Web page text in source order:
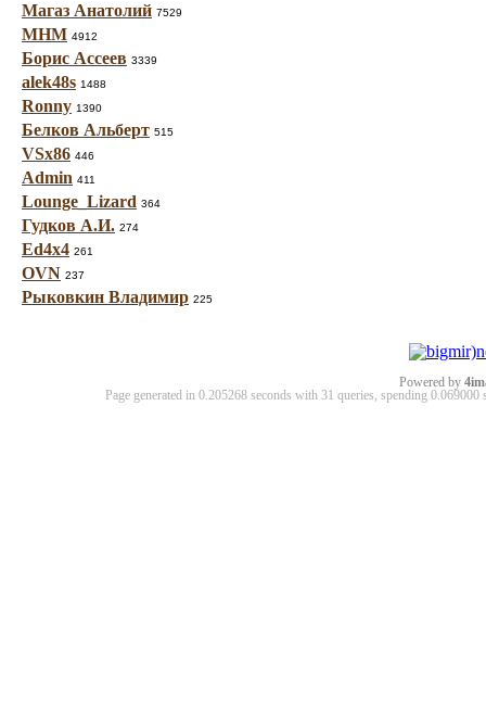
Магаз Анатолий 7529
МНМ 4912
Борис Ассеев 3339
alek48s 1488
Ronny 1390
Белков Альберт 515
VSx86 446
Admin 411
Lounge_Lizard 364
Гудков А.И. 274
Ed4x4 261
OVN 237
Рыковкин Владимир 225
Powered by
Page generated in 0.205268 seconds with 31 queries, spending